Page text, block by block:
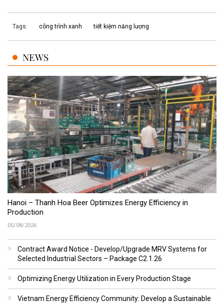
Tags: công trình xanh tiết kiệm năng lượng
NEWS
Hanoi – Thanh Hoa Beer Optimizes Energy Efficiency in
Production
05/08/2026
Contract Award Notice - Develop/Upgrade MRV Systems for
Selected Industrial Sectors – Package C2.1.26
Optimizing Energy Utilization in Every Production Stage
Vietnam Energy Efficiency Community: Develop a Sustainable